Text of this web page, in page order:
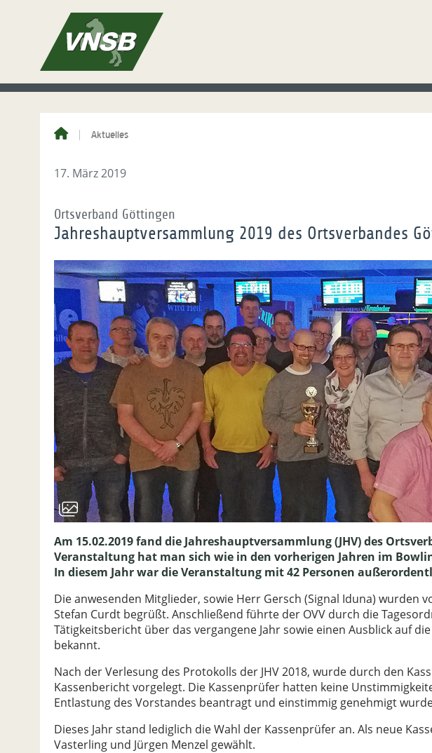
Aktuelles
17. März 2019
Ortsverband Göttingen
Jahreshauptversammlung 2019 des Ortsverbandes
Am 15.02.2019 fand die Jahreshauptversammlung (JHV) des
Veranstaltung hat man sich wie in den vorherigen Jahren im
In diesem Jahr war die Veranstaltung mit 42 Personen
Die anwesenden Mitglieder, sowie Herr Gersch (Signal Iduna) wurden
Stefan Curdt begrüßt. Anschließend führte der OVV durch die
Tätigkeitsbericht über das vergangene Jahr sowie einen Ausblick auf
bekannt.
Nach der Verlesung des Protokolls der JHV 2018, wurde durch den
Kassenbericht vorgelegt. Die Kassenprüfer hatten keine
Entlastung des Vorstandes beantragt und einstimmig genehmigt
Dieses Jahr stand lediglich die Wahl der Kassenprüfer an. Als neue
Vasterling und Jürgen Menzel gewählt.